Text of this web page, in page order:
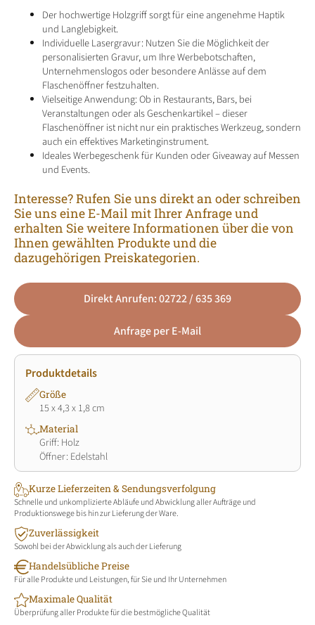
Der hochwertige Holzgriff sorgt für eine angenehme Haptik
und Langlebigkeit.
Individuelle Lasergravur: Nutzen Sie die Möglichkeit der
personalisierten Gravur, um Ihre Werbebotschaften,
Unternehmenslogos oder besondere Anlässe auf dem
Flaschenöffner festzuhalten.
Vielseitige Anwendung: Ob in Restaurants, Bars, bei
Veranstaltungen oder als Geschenkartikel – dieser
Flaschenöffner ist nicht nur ein praktisches Werkzeug, sondern
auch ein effektives Marketinginstrument.
Ideales Werbegeschenk für Kunden oder Giveaway auf Messen
und Events.
Interesse? Rufen Sie uns direkt an oder schreiben
Sie uns eine E-Mail mit Ihrer Anfrage und
erhalten Sie weitere Informationen über die von
Ihnen gewählten Produkte und die
dazugehörigen Preiskategorien.
Direkt Anrufen: 02722 / 635 369
Anfrage per E-Mail
Produktdetails
Größe
15 x 4,3 x 1,8 cm
Material
Griff: Holz
Öffner: Edelstahl
Kurze Lieferzeiten & Sendungsverfolgung
Schnelle und unkomplizierte Abläufe und Abwicklung aller Aufträge und
Produktionswege bis hin zur Lieferung der Ware.
Zuverlässigkeit
Sowohl bei der Abwicklung als auch der Lieferung
Handelsübliche Preise
Für alle Produkte und Leistungen, für Sie und Ihr Unternehmen
Maximale Qualität
Überprüfung aller Produkte für die bestmögliche Qualität